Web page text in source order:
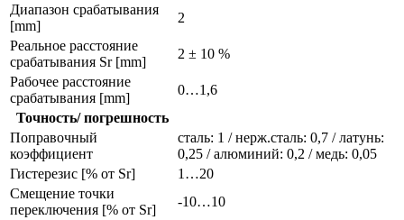
Диапазон срабатывания
[mm]
2
Реальное расстояние
срабатывания Sr [mm]
2 ± 10 %
Рабочее расстояние
срабатывания [mm]
0…1,6
Точность/ погрешность
Поправочный
коэффициент
сталь: 1 / нерж.сталь: 0,7 / латунь:
0,25 / алюминий: 0,2 / медь: 0,05
Гистерезис [% от Sr]
1…20
Смещение точки
переключения [% от Sr]
-10…10